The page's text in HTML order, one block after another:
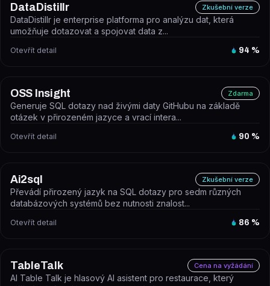
DataDistillr Zkušební verze
DataDistillr je enterprise platforma pro analýzu dat, která
umožňuje dotazovat a spojovat data z...
Otevřít detail 94 %
OSS Insight Zdarma
Generuje SQL dotazy nad živými daty GitHubu na základě
otázek v přirozeném jazyce a vrací intera...
Otevřít detail 90 %
Ai2sql Zkušební verze
Převádí přirozený jazyk na SQL dotazy pro sedm různých
databázových systémů bez nutnosti znalost...
Otevřít detail 86 %
TableTalk Cena na vyžádání
AI Table Talk je hlasový AI asistent pro restaurace, který